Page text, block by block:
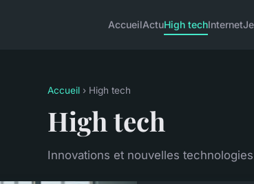
AccueilActuHigh techInternet
Accueil › High tech
High tech
Innovations et nouvelles technologies